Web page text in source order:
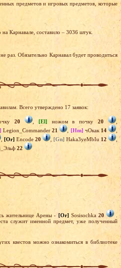
предметов и игровых предметов, которые
Карнавале, составило – 3036 штук.
раз. Обязательно Карнавал будет проводиться
Всего утверждено 17 заявок:
20 , [El] ножом в почку20
Legion_Commander21 [Hm] чОкак 14
, [Or] Encode 20 , [Gn] Haka3yeMbIu 12
22
жительнице Арены - [Or] Sosisochka 20
.
служит именной предмет, уже полученный
квестов можно ознакомиться в библиотеке